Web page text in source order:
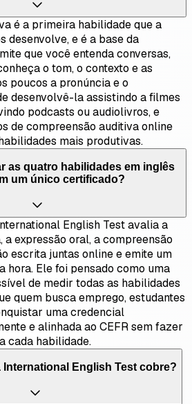
é a primeira habilidade que a
desenvolve, e é a base da
que você entenda conversas,
o tom, o contexto e as
poucos a pronúncia e o
desenvolvê-la assistindo a filmes
podcasts ou audiolivros, e
de compreensão auditiva online
mais produtivas.
as quatro habilidades em inglês
um único certificado?
English Test avalia a
expressão oral, a compreensão
escrita juntas online e emite um
hora. Ele foi pensado como uma
de medir todas as habilidades
quem busca emprego, estudantes
uma credencial
e alinhada ao CEFR sem fazer
cada habilidade.
International English Test cobre?